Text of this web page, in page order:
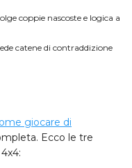
coppie nascoste e logica a
catene di contraddizione
giocare di
Ecco le tre